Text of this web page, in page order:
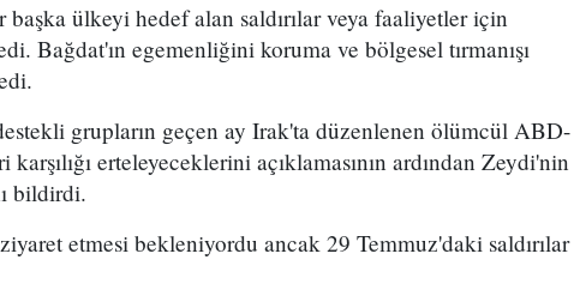
ülkeyi hedef alan saldırılar veya faaliyetler için
Bağdat'ın egemenliğini koruma ve bölgesel tırmanışı
grupların geçen ay Irak'ta düzenlenen ölümcül ABD-
erteleyeceklerini açıklamasının ardından Zeydi'nin
bildirdi.
etmesi bekleniyordu ancak 29 Temmuz'daki saldırılar